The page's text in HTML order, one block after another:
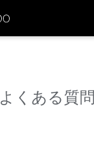
よくある質問